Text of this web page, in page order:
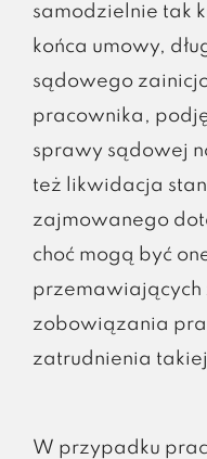
samodzielnie tak
końca umowy,
sądowego
pracownika,
sprawy sądowej
też likwidacja
zajmowanego
choć mogą być
przemawiających
zobowiązania
zatrudnienia
W przypadku